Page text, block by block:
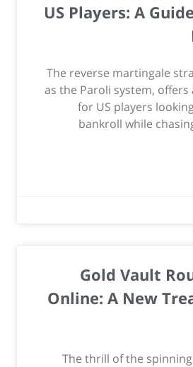
US Players: A
The reverse martingale
as the Paroli system,
for US players
bankroll while
Gold Vault
Online: A New
The thrill of the